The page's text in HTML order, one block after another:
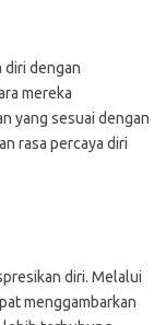
diri dengan
mereka
yang sesuai dengan
rasa percaya diri
diri. Melalui
menggambarkan